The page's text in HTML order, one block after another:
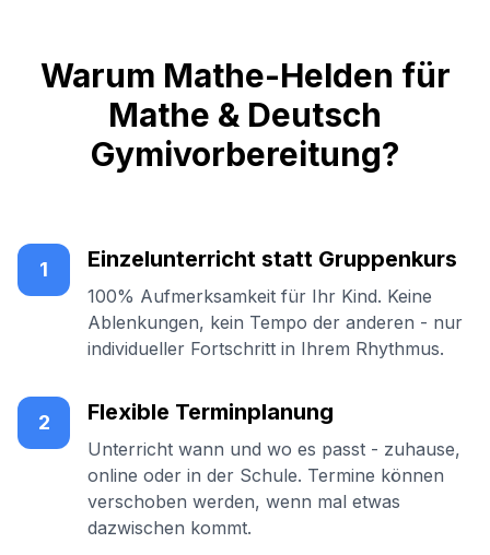
Warum Mathe-Helden für
Mathe & Deutsch
Gymivorbereitung?
1 Einzelunterricht statt Gruppenkurs
100% Aufmerksamkeit für Ihr Kind. Keine
Ablenkungen, kein Tempo der anderen - nur
individueller Fortschritt in Ihrem Rhythmus.
2 Flexible Terminplanung
Unterricht wann und wo es passt - zuhause,
online oder in der Schule. Termine können
verschoben werden, wenn mal etwas
dazwischen kommt.